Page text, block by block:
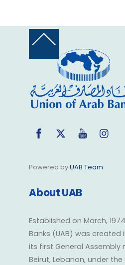
Back
Top
Facebook
Twitter YouTube
Powered byUAB Team
About UAB
Established on March,
Banks (UAB) was
its first General Assembly
Beirut, Lebanon, under